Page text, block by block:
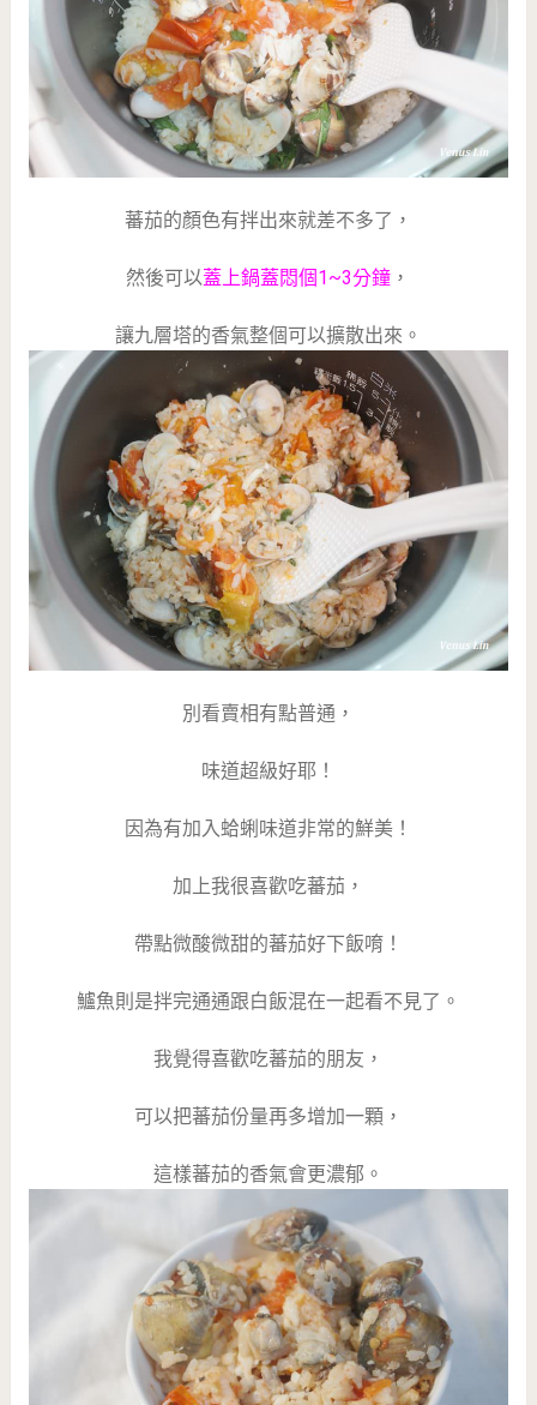
蕃茄的顏色有拌出來就差不多了，
然後可以蓋上鍋蓋悶個1~3分鐘 ，
讓九層塔的香氣整個可以擴散出來。
別看賣相有點普通，
味道超級好耶！
因為有加入蛤蜊味道非常的鮮美！
加上我很喜歡吃蕃茄，
帶點微酸微甜的蕃茄好下飯唷！
鱸魚則是拌完通通跟白飯混在一起看不見了。
我覺得喜歡吃蕃茄的朋友，
可以把蕃茄份量再多增加一顆，
這樣蕃茄的香氣會更濃郁。